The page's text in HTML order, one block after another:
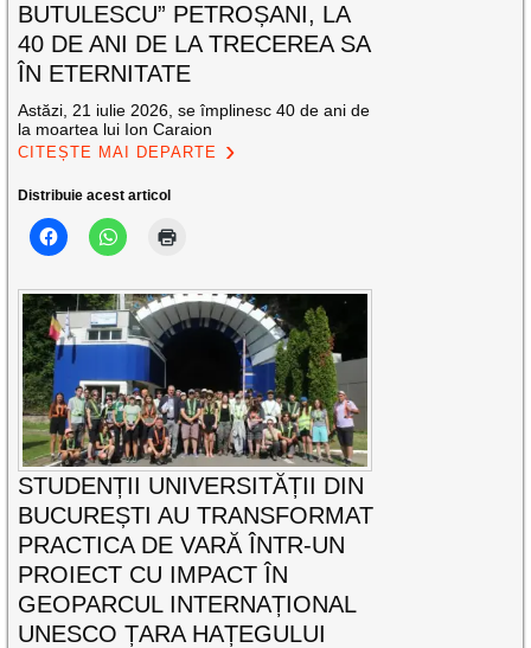
BUTULESCU” PETROȘANI, LA
40 DE ANI DE LA TRECEREA SA
ÎN ETERNITATE
Astăzi, 21 iulie 2026, se împlinesc 40 de ani de
la moartea lui Ion Caraion
CITEȘTE MAI DEPARTE
Distribuie acest articol
STUDENȚII UNIVERSITĂȚII DIN
BUCUREȘTI AU TRANSFORMAT
PRACTICA DE VARĂ ÎNTR-UN
PROIECT CU IMPACT ÎN
GEOPARCUL INTERNAȚIONAL
UNESCO ȚARA HAȚEGULUI